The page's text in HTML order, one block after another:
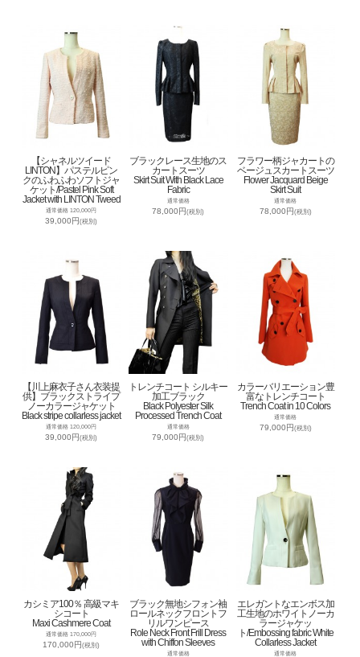
【シャネルツイード
LINTON】パステルピン
クのふわふわソフトジャ
ケット/Pastel Pink Soft
Jacket with LINTON Tweed
通常価格 120,000円
39,000円(税別)
ブラックレース生地のス
カートスーツ
Skirt Suit With Black Lace
Fabric
通常価格
78,000円(税別)
フラワー柄ジャカートの
ベージュスカートスーツ
Flower Jacquard Beige
Skirt Suit
通常価格
78,000円(税別)
【川上麻衣子さん衣装提
供】ブラックストライプ
ノーカラージャケット
Black stripe collarless jacket
通常価格 120,000円
39,000円(税別)
トレンチコート シルキー
加工ブラック
Black Polyester Silk
Processed Trench Coat
通常価格
79,000円(税別)
カラーバリエーション豊
富なトレンチコート
Trench Coat in 10 Colors
通常価格
79,000円 (税別)
カシミア100％ 高級マキ
シコート
Maxi Cashmere Coat
通常価格 170,000円
170,000円(税別)
ブラック無地シフォン袖
ロールネックフロントフ
リルワンピース
Role Neck Front Frill Dress
with Chiffon Sleeves
通常価格
エレガントなエンボス加
工生地のホワイトノーカ
ラージャケッ
ト/Embossing fabric White
Collarless Jacket
通常価格